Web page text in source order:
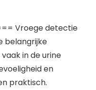
Vroege detectie
belangrijke
in de urine
en
praktisch.